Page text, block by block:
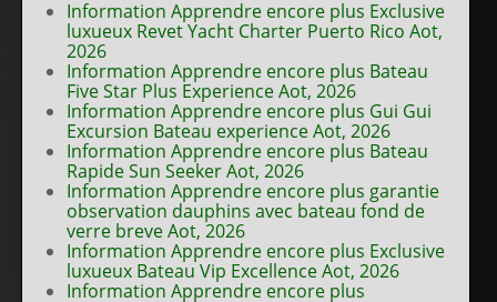
Information Apprendre encore plus Exclusive
luxueux Revet Yacht Charter Puerto Rico Aot,
2026
Information Apprendre encore plus Bateau
Five Star Plus Experience Aot, 2026
Information Apprendre encore plus Gui Gui
Excursion Bateau experience Aot, 2026
Information Apprendre encore plus Bateau
Rapide Sun Seeker Aot, 2026
Information Apprendre encore plus garantie
observation dauphins avec bateau fond de
verre breve Aot, 2026
Information Apprendre encore plus Exclusive
luxueux Bateau Vip Excellence Aot, 2026
Information Apprendre encore plus